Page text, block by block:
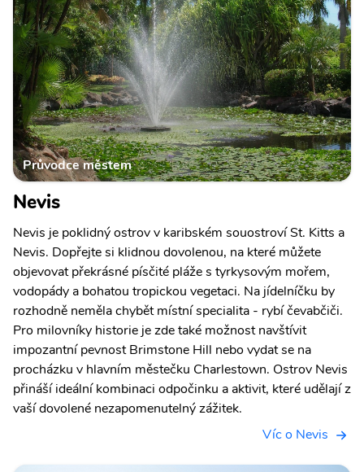
Průvodce městem
Nevis
Nevis je poklidný ostrov v karibském souostroví St. Kitts a
Nevis. Dopřejte si klidnou dovolenou, na které můžete
objevovat překrásné písčité pláže s tyrkysovým mořem,
vodopády a bohatou tropickou vegetaci. Na jídelníčku by
rozhodně neměla chybět místní specialita - rybí čevabčiči.
Pro milovníky historie je zde také možnost navštívit
impozantní pevnost Brimstone Hill nebo vydat se na
procházku v hlavním městečku Charlestown. Ostrov Nevis
přináší ideální kombinaci odpočinku a aktivit, které udělají z
vaší dovolené nezapomenutelný zážitek.
Víc o Nevis